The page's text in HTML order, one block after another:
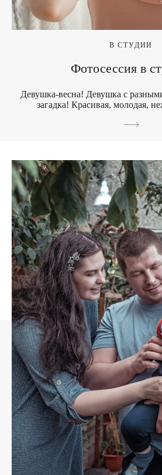
В СТУДИИ
Фотосессия в
Девушка-весна! Девушка с
загадка! Красивая, молодая,